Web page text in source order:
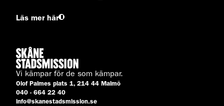
Läs mer här
Vi kämpar för de som kämpar.
Olof Palmes plats 1, 214 44 Malmö
040 - 664 22 40
info@skanestadsmission.se